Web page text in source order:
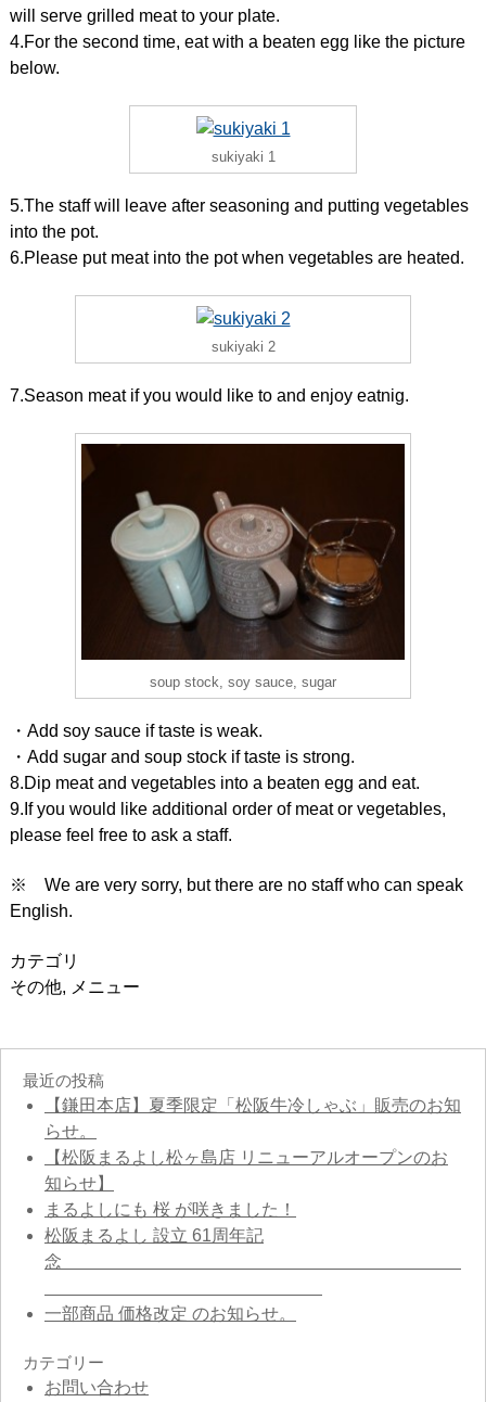
will serve grilled meat to your plate.
4.For the second time, eat with a beaten egg like the picture
below.
sukiyaki 1
5.The staff will leave after seasoning and putting vegetables
into the pot.
6.Please put meat into the pot when vegetables are heated.
sukiyaki 2
7.Season meat if you would like to and enjoy eatnig.
soup stock, soy sauce, sugar
・Add soy sauce if taste is weak.
・Add sugar and soup stock if taste is strong.
8.Dip meat and vegetables into a beaten egg and eat.
9.If you would like additional order of meat or vegetables,
please feel free to ask a staff.
※ We are very sorry, but there are no staff who can speak
English.
カテゴリ
その他, メニュー
最近の投稿
【鎌田本店】夏季限定「松阪牛冷しゃぶ」販売のお知
らせ。
【松阪まるよし松ヶ島店 リニューアルオープンのお
知らせ】
まるよしにも 桜 が咲きました！
松阪まるよし 設立 61周年記
念
一部商品 価格改定 のお知らせ。
カテゴリー
お問い合わせ